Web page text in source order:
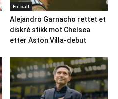
Fotball
Alejandro Garnacho rettet et
diskré stikk mot Chelsea
etter Aston Villa-debut